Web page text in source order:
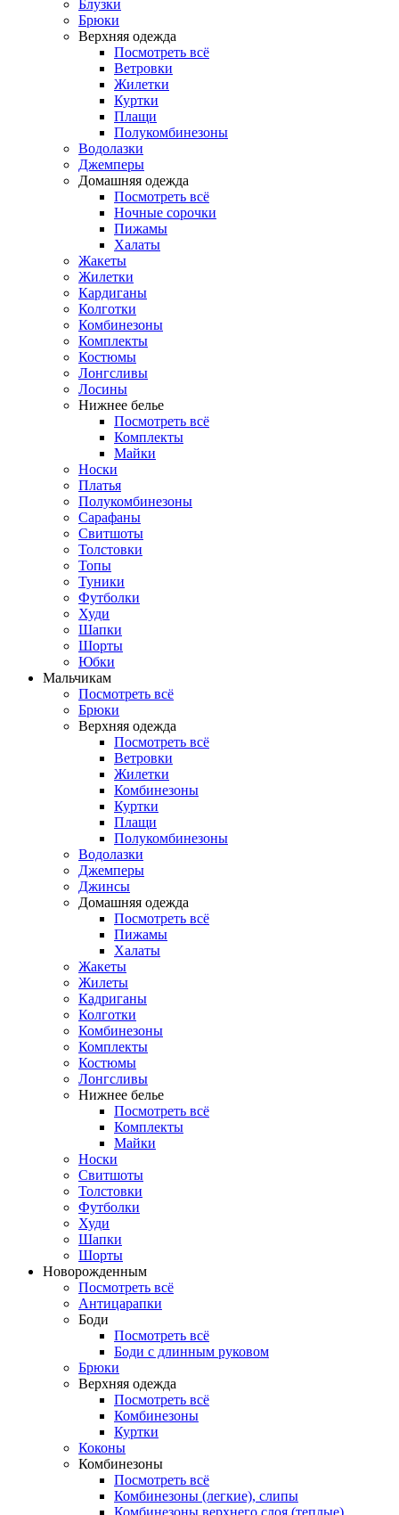
Блузки
Брюки
Верхняя одежда
Посмотреть всё
Ветровки
Жилетки
Куртки
Плащи
Полукомбинезоны
Водолазки
Джемперы
Домашняя одежда
Посмотреть всё
Ночные сорочки
Пижамы
Халаты
Жакеты
Жилетки
Кардиганы
Колготки
Комбинезоны
Комплекты
Костюмы
Лонгсливы
Лосины
Нижнее белье
Посмотреть всё
Комплекты
Майки
Носки
Платья
Полукомбинезоны
Сарафаны
Свитшоты
Толстовки
Топы
Туники
Футболки
Худи
Шапки
Шорты
Юбки
Мальчикам
Посмотреть всё
Брюки
Верхняя одежда
Посмотреть всё
Ветровки
Жилетки
Комбинезоны
Куртки
Плащи
Полукомбинезоны
Водолазки
Джемперы
Джинсы
Домашняя одежда
Посмотреть всё
Пижамы
Халаты
Жакеты
Жилеты
Кадриганы
Колготки
Комбинезоны
Комплекты
Костюмы
Лонгсливы
Нижнее белье
Посмотреть всё
Комплекты
Майки
Носки
Свитшоты
Толстовки
Футболки
Худи
Шапки
Шорты
Новорожденным
Посмотреть всё
Антицарапки
Боди
Посмотреть всё
Боди с длинным руковом
Брюки
Верхняя одежда
Посмотреть всё
Комбинезоны
Куртки
Коконы
Комбинезоны
Посмотреть всё
Комбинезоны (легкие), слипы
Комбинезоны верхнего слоя (теплые)